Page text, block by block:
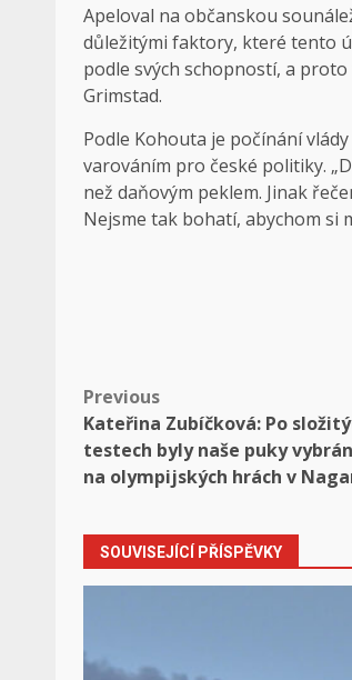
Apeloval na občanskou
důležitými faktory, které tento
podle svých schopností, a
Grimstad.
Podle Kohouta je počínání
varováním pro české politiky.
než daňovým peklem. Jinak
Nejsme tak bohatí, abychom si
Post
navigation
Previous
Kateřina Zubíčková: Po
testech byly naše puky
na olympijských hrách v
SOUVISEJÍCÍ PŘÍSPĚVKY